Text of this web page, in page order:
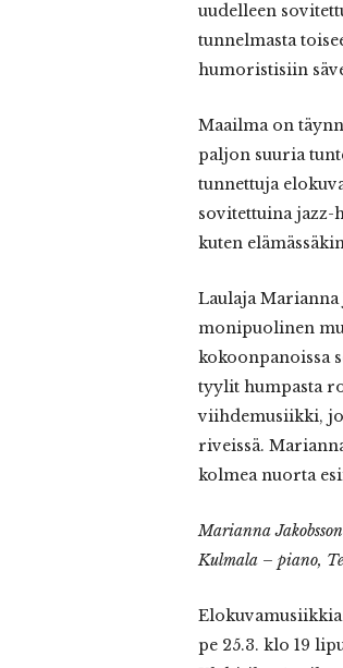
uudelleen
tunnelmasta
humoristisiin
Maailma on
paljon suuria
tunnettuja
sovitettuina jazz-
kuten
Laulaja
monipuolinen
kokoonpanoissa
tyylit humpasta
viihdemusiikki,
riveissä.
kolmea nuorta
Marianna
Kulmala – piano,
pe 25.3. klo 19